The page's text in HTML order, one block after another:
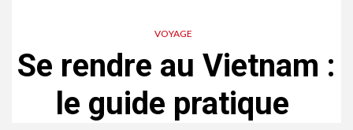
VOYAGE
Se rendre au Vietnam :
le guide pratique